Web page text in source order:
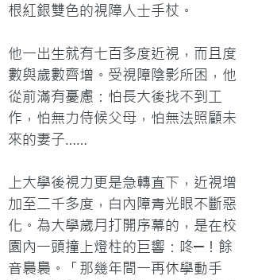
根紅銀雙色的視障人士手杖。
他一出生就有七百多度近視，而且度
數與歲數齊增。受視障陰影所困，他
從前滿有憂慮：怕長大後找不到工
作，怕無力侍候父母，怕無法照顧未
來的妻子……
上大學後視力更是急轉直下，近視增
加至二千多度，白內障青光眼不斷惡
化。為大學歲月打開序幕的，是在校
園內一頭撞上燈柱的巨響：咚─！餘
音裊裊。「那幾年間一再休學動手